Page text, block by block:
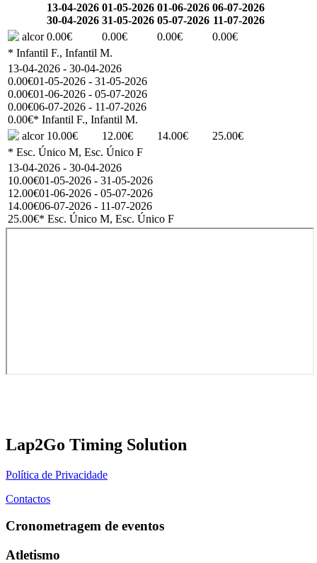
13-04-2026
30-04-2026
01-05-2026
31-05-2026
01-06-2026
05-07-2026
06-07-2026
11-07-2026
alcor 0.00€ 0.00€ 0.00€
0.00€
* Infantil F., Infantil M.
13-04-2026 - 30-04-2026
0.00€01-05-2026 - 31-05-2026
0.00€01-06-2026 - 05-07-2026
0.00€06-07-2026 - 11-07-2026
0.00€* Infantil F., Infantil M.
alcor 10.00€ 12.00€ 14.00€
25.00€
* Esc. Único M, Esc. Único F
13-04-2026 - 30-04-2026
10.00€01-05-2026 - 31-05-2026
12.00€01-06-2026 - 05-07-2026
14.00€06-07-2026 - 11-07-2026
25.00€* Esc. Único M, Esc. Único F
Lap2Go Timing Solution
Política de Privacidade
Contactos
Cronometragem de eventos
Atletismo